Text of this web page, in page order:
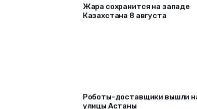
Жара сохранится на западе
Казахстана 8 августа
Роботы-доставщики вышли
улицы Астаны